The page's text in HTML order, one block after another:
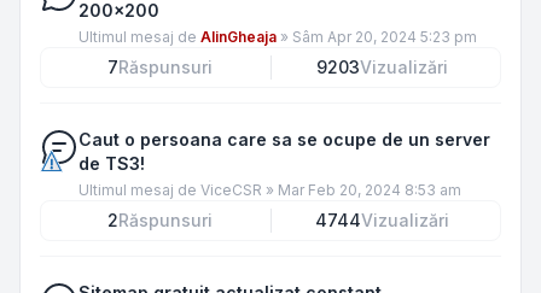
200x200
Ultimul mesaj de AlinGheaja » Sâm Apr 20, 2024 5:23 pm
7Răspunsuri 9203Vizualizări
Caut o persoana care sa se ocupe de un server
de TS3!
Ultimul mesaj de ViceCSR » Mar Feb 20, 2024 8:53 am
2Răspunsuri 4744Vizualizări